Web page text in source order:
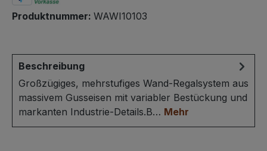
Produktnummer: WAWI10103
Beschreibung
Großzügiges, mehrstufiges Wand-Regalsystem aus
massivem Gusseisen mit variabler Bestückung und
markanten Industrie-Details.B… Mehr